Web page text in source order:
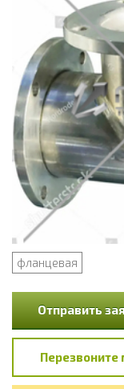
фланцевая
Отправить
Перезвоните